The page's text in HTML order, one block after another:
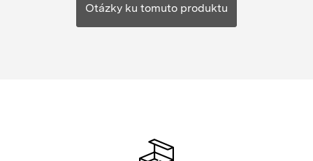
Otázky ku tomuto produktu